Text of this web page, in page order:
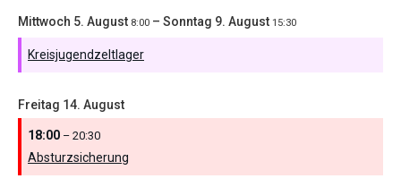
Mittwoch 5. August 8:00 – Sonntag 9. August 15:30
Kreisjugendzeltlager
Freitag 14. August
18:00 – 20:30
Absturzsicherung